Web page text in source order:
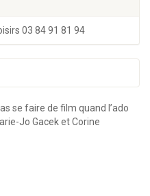
03 84 91 81 94
se faire de film quand l’ado
Jo Gacek et Corine